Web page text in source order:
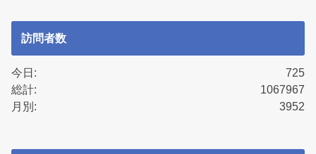
訪問者数
725
今日:
1067967
総計:
3952
月別: